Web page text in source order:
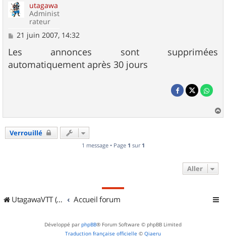
utagawa
Administ
rateur
M
s
s
a
21 juin 2007, 14:32
Les annonces sont supprimées
automatiquement après 30 jours
a
Verrouillé
1 message • Page 1 sur 1
Aller
UtagawaVTT (Randos VTT et VTTAE avec traces GPS) Accueil forum
Développé par phpBB® Forum Software © phpBB Limited
Traduction française officielle © Qiaeru